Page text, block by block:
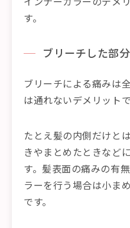
す。
ブリーチした部
ブリーチによる痛みは
は通れないデメリットで
たとえ髪の内側だけと
きやまとめたときなど
す。髪表面の痛みの有
ラーを行う場合は小ま
です。